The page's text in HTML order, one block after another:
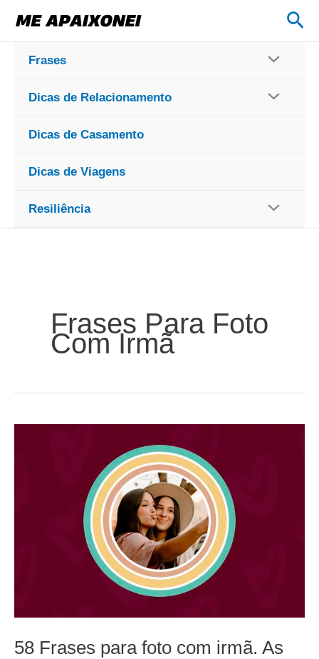
para
conteúdo
Frases
Dicas de Relacionamento
Dicas de Casamento
Dicas de Viagens
Resiliência
Frases Para Foto
Com Irmã
58 Frases para foto com irmã. As